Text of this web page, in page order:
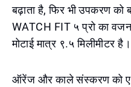
बढ़ाता है, फिर भी उपकरण को
WATCH FIT ५ प्रो का
मोटाई मात्र ९.५ मिलीमीटर है।
ऑरेंज और काले संस्करण को